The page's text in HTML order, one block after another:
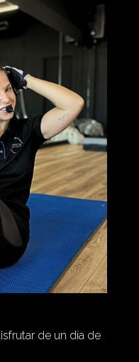
de un día de